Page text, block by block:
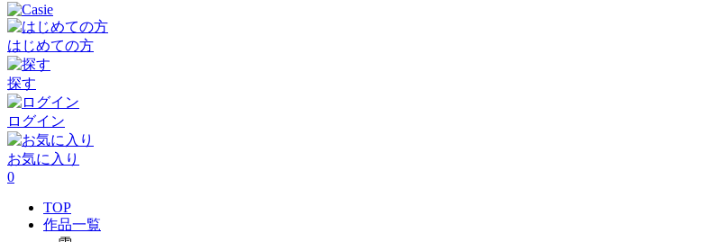
はじめての方
探す
ログイン
お気に入り
0
TOP
作品一覧